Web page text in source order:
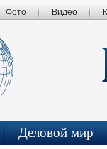
Фото Видео
Деловой мир